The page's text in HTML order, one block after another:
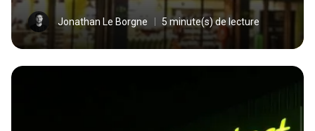
Jonathan Le Borgne 5 minute(s) de lecture